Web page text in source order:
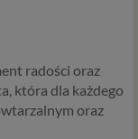
radości oraz
która dla każdego
oraz